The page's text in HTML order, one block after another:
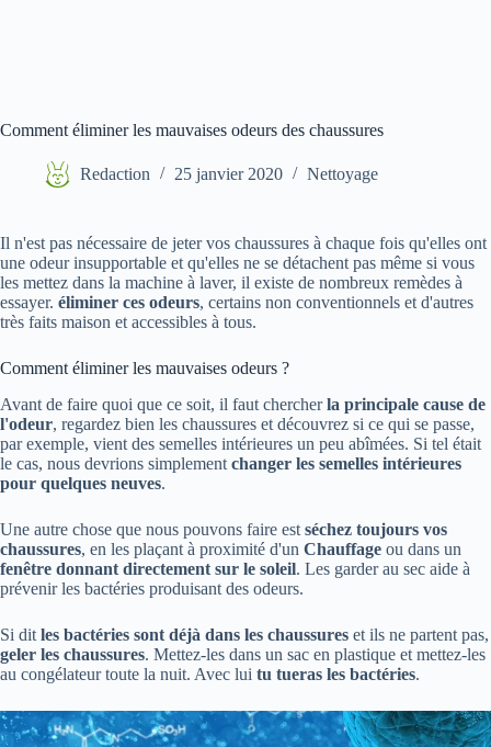
Comment éliminer les mauvaises odeurs des chaussures
Redaction 25 janvier 2020 Nettoyage
Il n'est pas nécessaire de jeter vos chaussures à chaque fois qu'elles ont
une odeur insupportable et qu'elles ne se détachent pas même si vous
les mettez dans la machine à laver, il existe de nombreux remèdes à
essayer. éliminer ces odeurs, certains non conventionnels et d'autres
très faits maison et accessibles à tous.
Comment éliminer les mauvaises odeurs ?
Avant de faire quoi que ce soit, il faut chercherla principale cause de
l'odeur, regardez bien les chaussures et découvrez si ce qui se passe,
par exemple, vient des semelles intérieures un peu abîmées. Si tel était
le cas, nous devrions simplement changer les semelles intérieures
pour quelques neuves.
Une autre chose que nous pouvons faire est séchez toujours vos
chaussures, en les plaçant à proximité d'un Chauffage ou dans un
fenêtre donnant directement sur le soleil. Les garder au sec aide à
prévenir les bactéries produisant des odeurs.
Si dit les bactéries sont déjà dans les chaussures et ils ne partent pas,
geler les chaussures. Mettez-les dans un sac en plastique et mettez-les
au congélateur toute la nuit. Avec lui tu tueras les bactéries.